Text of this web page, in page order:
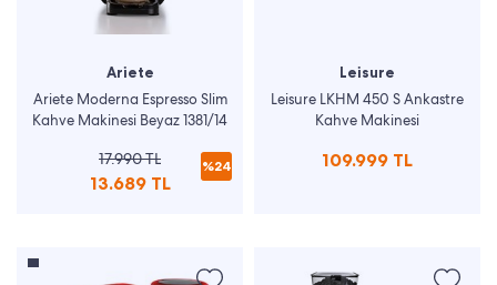
Ariete
Ariete Moderna Espresso Slim
Kahve Makinesi Beyaz 1381/14
17.990 TL
13.689 TL
%24
Leisure
Leisure LKHM 450 S Ankastre
Kahve Makinesi
109.999 TL